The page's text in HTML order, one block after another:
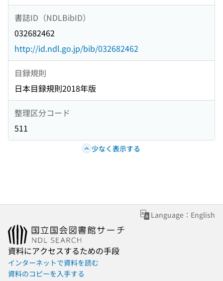
書誌ID（NDLBibID）
032682462
http://id.ndl.go.jp/bib/032682462
目録規則
日本目録規則2018年版
整理区分コード
511
少なく表示する
Language：English
資料にアクセスするための手段
インターネットで資料を読む
資料のコピーを入手する